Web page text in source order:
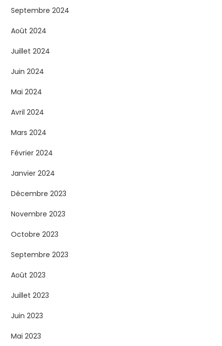
Septembre 2024
Août 2024
Juillet 2024
Juin 2024
Mai 2024
Avril 2024
Mars 2024
Février 2024
Janvier 2024
Décembre 2023
Novembre 2023
Octobre 2023
Septembre 2023
Août 2023
Juillet 2023
Juin 2023
Mai 2023